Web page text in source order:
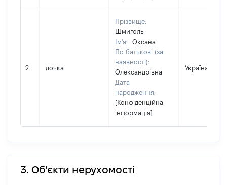
2 дочка
Прізвище:
Шмиголь
Ім'я:
Оксана
По батькові (за
наявності):
Олександрівна
Дата
народження:
[Конфіденційна
інформація]
Україна
3. Об'єкти нерухомості